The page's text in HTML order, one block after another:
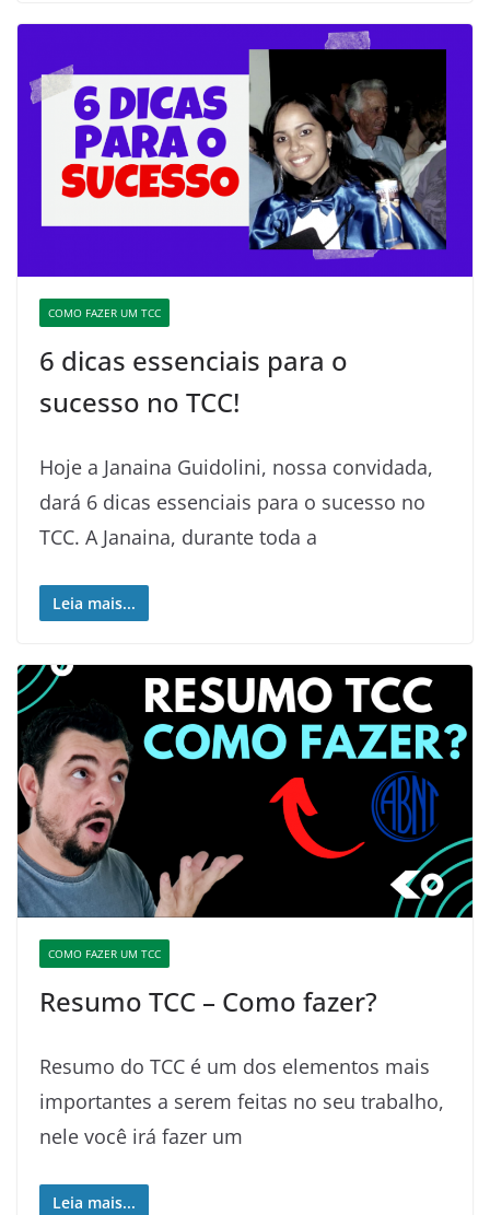
COMO FAZER UM TCC
6 dicas essenciais para o
sucesso no TCC!
Hoje a Janaina Guidolini, nossa convidada,
dará 6 dicas essenciais para o sucesso no
TCC. A Janaina, durante toda a
Leia mais...
COMO FAZER UM TCC
Resumo TCC – Como fazer?
Resumo do TCC é um dos elementos mais
importantes a serem feitas no seu trabalho,
nele você irá fazer um
Leia mais...